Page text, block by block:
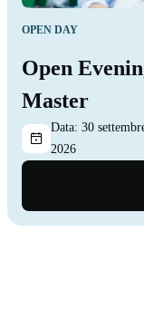
OPEN DAY
Open
Master
Data: 30
2026